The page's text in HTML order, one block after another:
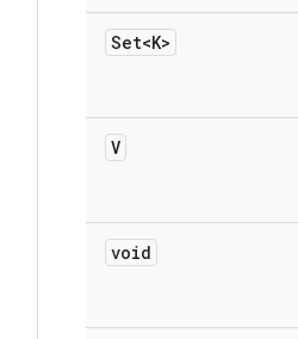
Set<K>
V
void